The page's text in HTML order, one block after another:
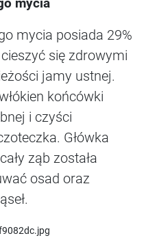
mycia
mycia posiada 29%
się zdrowymi
jamy ustnej.
końcówki
i czyści
Główka
ząb została
osad oraz